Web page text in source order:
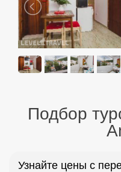
Подбор
Узнайте цены с